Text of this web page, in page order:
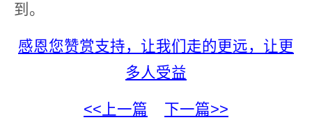
到。
感恩您赞赏支持，让我们走的更远，让更
多人受益
<<上一篇 下一篇>>